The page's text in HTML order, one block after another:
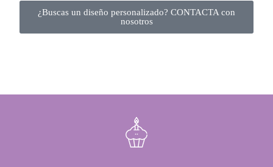
¿Buscas un diseño personalizado? CONTACTA con
nosotros